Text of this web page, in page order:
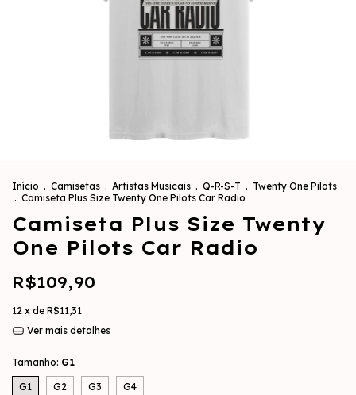
Início . Camisetas . Artistas Musicais . Q-R-S-T . Twenty One Pilots
. Camiseta Plus Size Twenty One Pilots Car Radio
Camiseta Plus Size Twenty
One Pilots Car Radio
R$109,90
12 x de R$11,31
Ver mais detalhes
Tamanho: G1
G1 G2 G3 G4